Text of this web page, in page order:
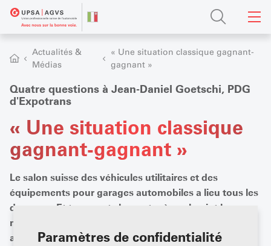
Paramètres de confidentialité
Actualités &
Médias
« Une situation classique gagnant-
gagnant »
Quatre questions à Jean-Daniel Goetschi, PDG
d'Expotrans
« Une situation classique
gagnant-gagnant »
Le salon suisse des véhicules utilitaires et des
équipements pour garages automobiles a lieu tous les
deux ans. Et transport.ch montre à quel point la
mobilité peut être variée, même à l'avenir. Entretien
avec Jean-Daniel Goetschi, PDG du salon.